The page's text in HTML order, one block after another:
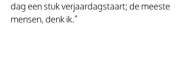
dag een stuk verjaardagstaart; de meeste
mensen, denk ik.”